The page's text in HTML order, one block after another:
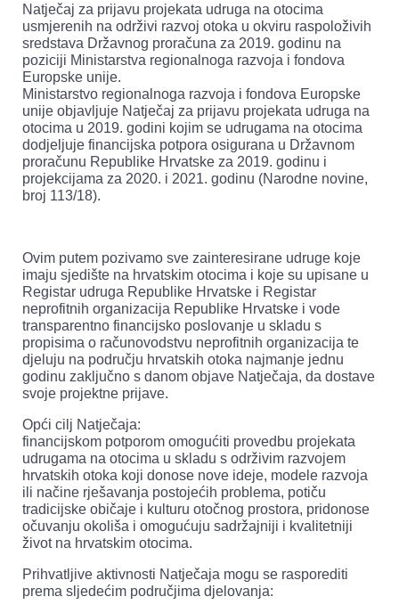
Natječaj za prijavu projekata udruga na otocima
usmjerenih na održivi razvoj otoka u okviru raspoloživih
sredstava Državnog proračuna za 2019. godinu na
poziciji Ministarstva regionalnoga razvoja i fondova
Europske unije.
Ministarstvo regionalnoga razvoja i fondova Europske
unije objavljuje Natječaj za prijavu projekata udruga na
otocima u 2019. godini kojim se udrugama na otocima
dodjeljuje financijska potpora osigurana u Državnom
proračunu Republike Hrvatske za 2019. godinu i
projekcijama za 2020. i 2021. godinu (Narodne novine,
broj 113/18).
Ovim putem pozivamo sve zainteresirane udruge koje
imaju sjedište na hrvatskim otocima i koje su upisane u
Registar udruga Republike Hrvatske i Registar
neprofitnih organizacija Republike Hrvatske i vode
transparentno financijsko poslovanje u skladu s
propisima o računovodstvu neprofitnih organizacija te
djeluju na području hrvatskih otoka najmanje jednu
godinu zaključno s danom objave Natječaja, da dostave
svoje projektne prijave.
Opći cilj Natječaja:
financijskom potporom omogućiti provedbu projekata
udrugama na otocima u skladu s održivim razvojem
hrvatskih otoka koji donose nove ideje, modele razvoja
ili načine rješavanja postojećih problema, potiču
tradicijske običaje i kulturu otočnog prostora, pridonose
očuvanju okoliša i omogućuju sadržajniji i kvalitetniji
život na hrvatskim otocima.
Prihvatljive aktivnosti Natječaja mogu se rasporediti
prema sljedećim područjima djelovanja: